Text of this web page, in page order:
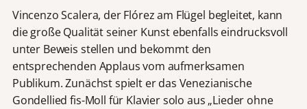
Vincenzo Scalera, der Flórez am Flügel begleitet, kann
die große Qualität seiner Kunst ebenfalls eindrucksvoll
unter Beweis stellen und bekommt den
entsprechenden Applaus vom aufmerksamen
Publikum. Zunächst spielt er das Venezianische
Gondellied fis-Moll für Klavier solo aus „Lieder ohne